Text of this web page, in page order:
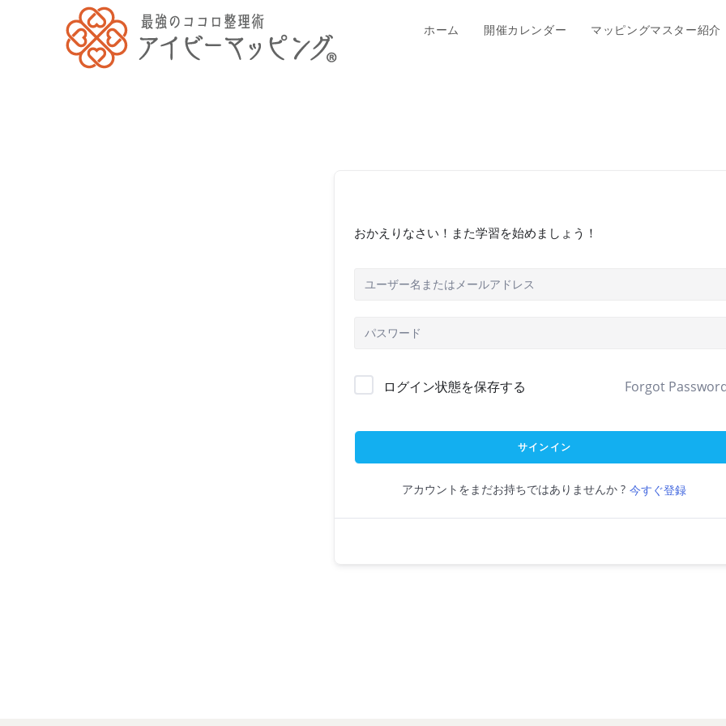
ホーム 開催カレンダー マッピングマスター紹介
おかえりなさい！また学習を始めましょう！
ログイン状態を保存する Forgot
サインイン
アカウントをまだお持ちではありませんか ? 今すぐ登録